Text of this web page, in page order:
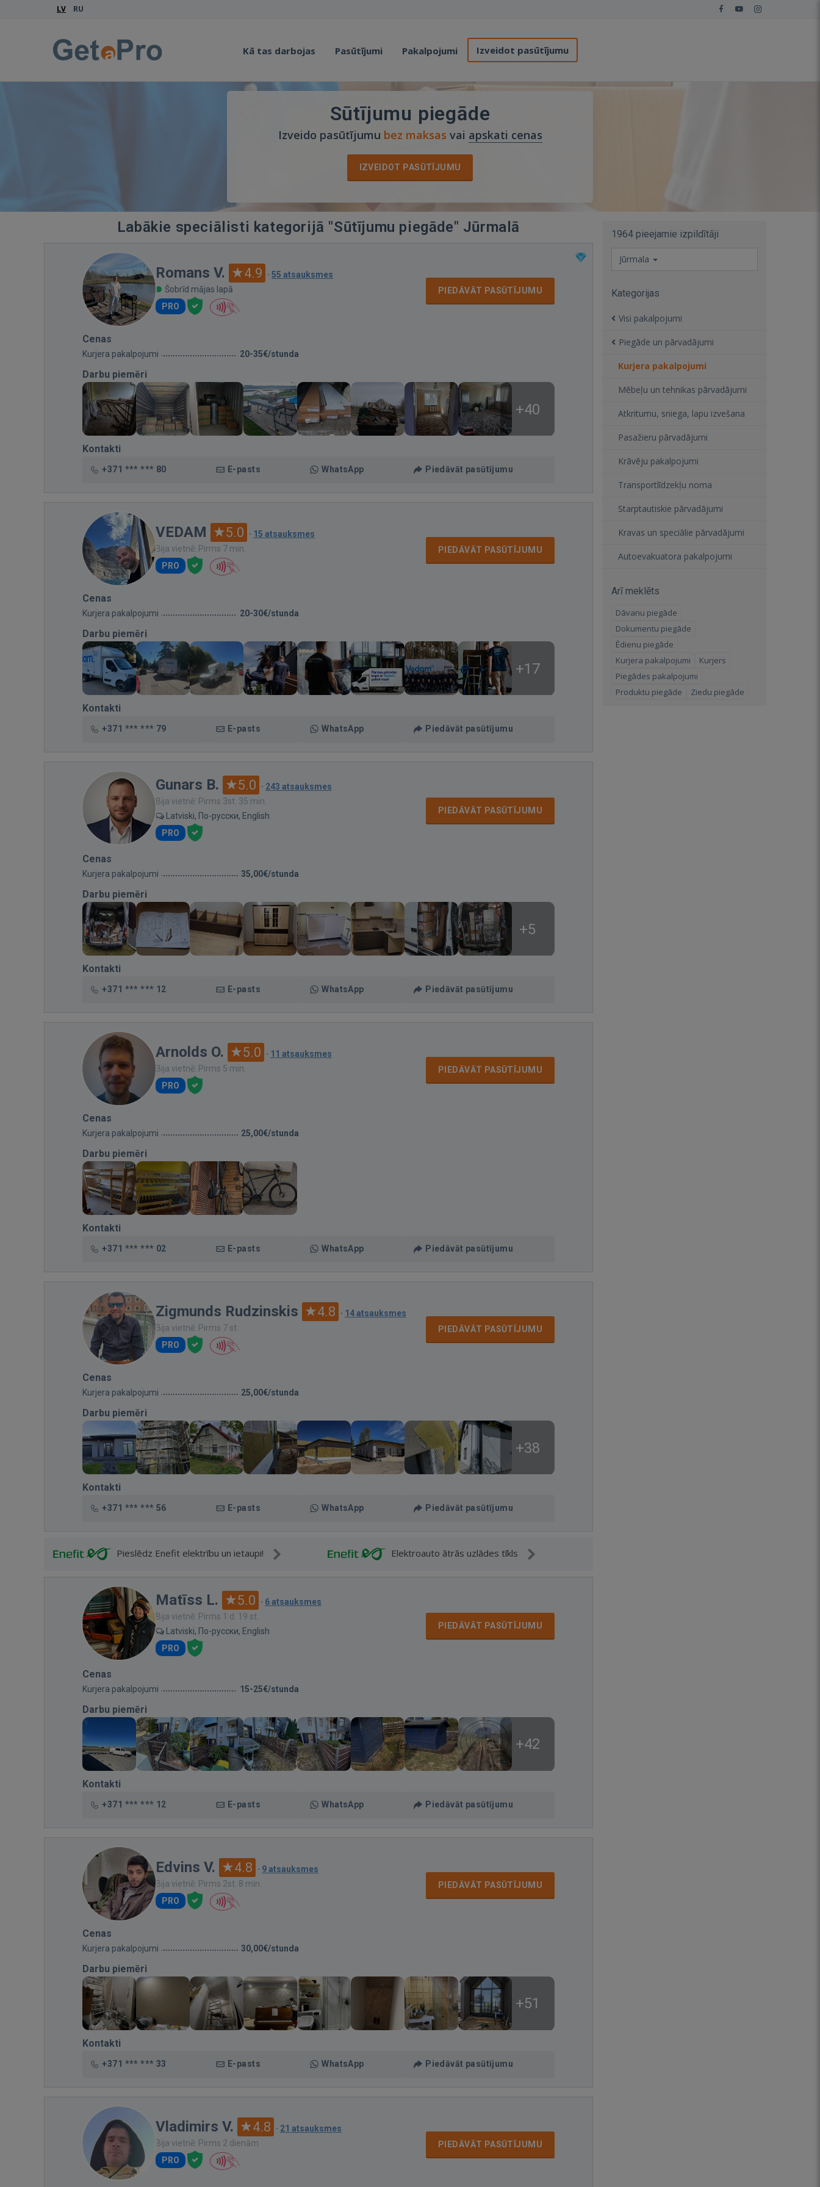
LV RU
Kā tas darbojas Pasūtījumi Pakalpojumi Izveidot pasūtījumu
Sūtījumu piegāde
Izveido pasūtījumu bez maksas vai apskati cenas
IZVEIDOT PASŪTĪJUMU
Labākie speciālisti kategorijā "Sūtījumu piegāde" Jūrmalā
Romans V. 4.9 · 55 atsauksmes
Šobrīd mājas lapā
PRO
PIEDĀVĀT PASŪTĪJUMU
Cenas
Kurjera pakalpojumi 20-35€/stunda
Darbu piemēri
+40
Kontakti
+371 *** *** 80 E-pasts WhatsApp Piedāvāt pasūtījumu
VEDAM 5.0 · 15 atsauksmes
Bija vietnē: Pirms 7 min.
PRO
PIEDĀVĀT PASŪTĪJUMU
Cenas
Kurjera pakalpojumi 20-30€/stunda
Darbu piemēri
+17
Kontakti
+371 *** *** 79 E-pasts WhatsApp Piedāvāt pasūtījumu
Gunars B. 5.0 · 243 atsauksmes
Bija vietnē: Pirms 3st. 35 min.
Latviski, По-русски, English
PRO
PIEDĀVĀT PASŪTĪJUMU
Cenas
Kurjera pakalpojumi 35,00€/stunda
Darbu piemēri
+5
Kontakti
+371 *** *** 12 E-pasts WhatsApp Piedāvāt pasūtījumu
Arnolds O. 5.0 · 11 atsauksmes
Bija vietnē: Pirms 5 min.
PRO
PIEDĀVĀT PASŪTĪJUMU
Cenas
Kurjera pakalpojumi 25,00€/stunda
Darbu piemēri
Kontakti
+371 *** *** 02 E-pasts WhatsApp Piedāvāt pasūtījumu
Zigmunds Rudzinskis 4.8 · 14 atsauksmes
Bija vietnē: Pirms 7 st.
PRO
PIEDĀVĀT PASŪTĪJUMU
Cenas
Kurjera pakalpojumi 25,00€/stunda
Darbu piemēri
+38
Kontakti
+371 *** *** 56 E-pasts WhatsApp Piedāvāt pasūtījumu
Pieslēdz Enefit elektrību un ietaupi! Elektroauto ātrās uzlādes tīkls
Matīss L. 5.0 · 6 atsauksmes
Bija vietnē: Pirms 1 d. 19 st.
Latviski, По-русски, English
PRO
PIEDĀVĀT PASŪTĪJUMU
Cenas
Kurjera pakalpojumi 15-25€/stunda
Darbu piemēri
+42
Kontakti
+371 *** *** 12 E-pasts WhatsApp Piedāvāt pasūtījumu
Edvins V. 4.8 · 9 atsauksmes
Bija vietnē: Pirms 2st. 8 min.
PRO
PIEDĀVĀT PASŪTĪJUMU
Cenas
Kurjera pakalpojumi 30,00€/stunda
Darbu piemēri
+51
Kontakti
+371 *** *** 33 E-pasts WhatsApp Piedāvāt pasūtījumu
Vladimirs V. 4.8 · 21 atsauksmes
Bija vietnē: Pirms 2 dienām
PRO
PIEDĀVĀT PASŪTĪJUMU
1964 pieejamie izpildītāji
Jūrmala
Kategorijas
Visi pakalpojumi
Piegāde un pārvadājumi
Kurjera pakalpojumi
Mēbeļu un tehnikas pārvadājumi
Atkritumu, sniega, lapu izvešana
Pasažieru pārvadājumi
Krāvēju pakalpojumi
Transportlīdzekļu noma
Starptautiskie pārvadājumi
Kravas un speciālie pārvadājumi
Autoevakuatora pakalpojumi
Arī meklēts
Dāvanu piegāde
Dokumentu piegāde
Ēdienu piegāde
Kurjera pakalpojumi
Kurjers
Piegādes pakalpojumi
Produktu piegāde
Ziedu piegāde